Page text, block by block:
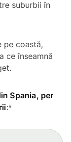
suburbii în
pe coastă,
ce înseamnă
Spania, per
:⁵